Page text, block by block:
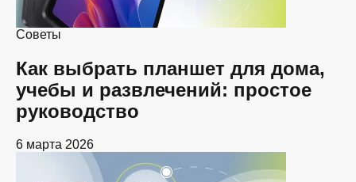
Советы
Как выбрать планшет для дома,
учебы и развлечений: простое
руководство
6 марта 2026